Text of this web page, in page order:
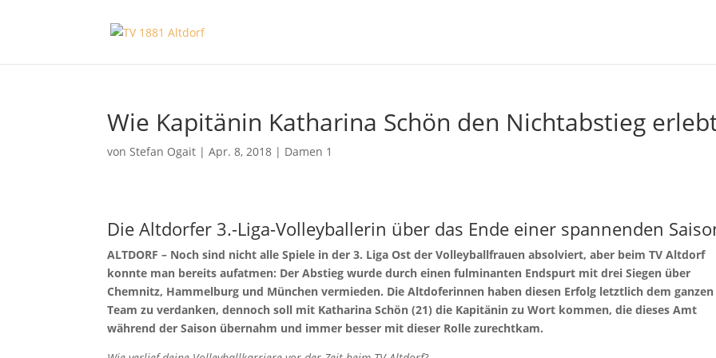
Wie Kapitänin Katharina Schön den Nichtabstieg
vonStefan Ogait |Apr. 8, 2018 | Damen 1
Die Altdorfer 3.-Liga-Volleyballerin über das Ende einer spannenden
ALTDORF – Noch sind nicht alle Spiele in der 3. Liga Ost der Volleyballfrauen absolviert, aber beim TV Altdorf
konnte man bereits aufatmen: Der Abstieg wurde durch einen fulminanten Endspurt mit drei Siegen über
Chemnitz, Hammelburg und München vermieden. Die Altdoferinnen haben diesen Erfolg letztlich dem ganzen
Team zu verdanken, dennoch soll mit Katharina Schön (21) die Kapitänin zu Wort kommen, die dieses Amt
während der Saison übernahm und immer besser mit dieser Rolle zurechtkam.